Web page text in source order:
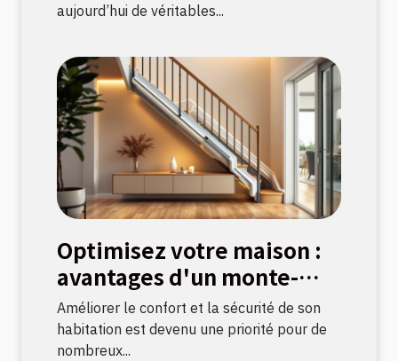
aujourd’hui de véritables...
Optimisez votre maison :
avantages d'un monte-
escalier moderne
Améliorer le confort et la sécurité de son
habitation est devenu une priorité pour de
nombreux...